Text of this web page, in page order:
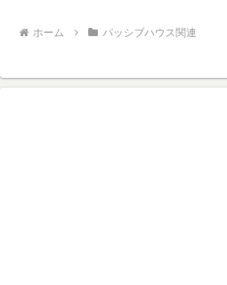
ホーム パッシブハウス関連